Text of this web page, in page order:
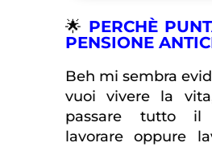
🌟 PERCHÈ
PENSIONE
Beh mi sembra
vuoi vivere la
passare tutto
lavorare oppure